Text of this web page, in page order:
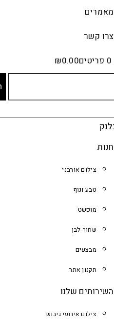
מאמרים
צרו קשר
0 פריטים
₪0.00
חנות
צילום אורבני
טבע ונוף
מופשט
שחור-לבן
מבצעים
תקנון אתר
השירותים שלנו
צילום אירועי גיבוש